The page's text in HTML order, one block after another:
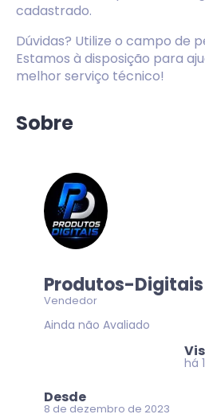
cadastrado.
Dúvidas? Utilize o campo de
Estamos à disposição para
melhor serviço técnico!
Sobre
Produtos-Digitais
Vendedor
Ainda não Avaliado
há
Desde
8 de dezembro de 2023